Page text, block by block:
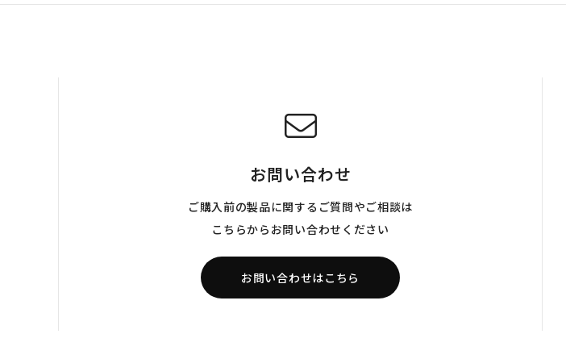
お問い合わせ
ご購入前の製品に関するご質問やご相談は
こちらからお問い合わせください
お問い合わせはこちら